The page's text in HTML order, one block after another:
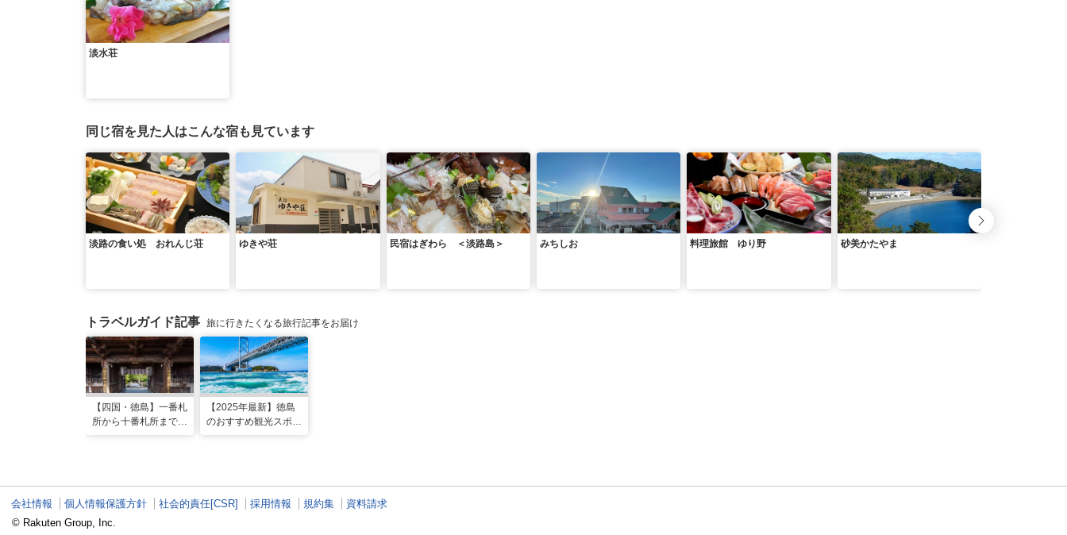
淡水荘
同じ宿を見た人はこんな宿も見ています
淡路の食い処 おれんじ荘 ゆきや荘 民宿はぎわら ＜淡路島＞ みちしお 料理旅館 ゆり野 砂美かたやま
トラベルガイド記事 旅に行きたくなる旅行記事をお届け
【四国・徳島】一番札
所から十番札所まで。
【2025年最新】徳島
のおすすめ観光スポッ
会社情報 個人情報保護方針 社会的責任[CSR] 採用情報 規約集
資料請求
© Rakuten Group, Inc.